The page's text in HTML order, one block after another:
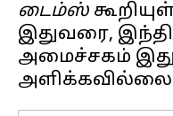
டைம்ஸ்
இதுவரை,
அமைச்சகம் இது